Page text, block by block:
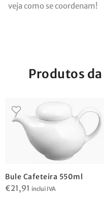
veja como se coordenam!
Produtos
Bule Cafeteira 550ml
€21,91 inclui IVA